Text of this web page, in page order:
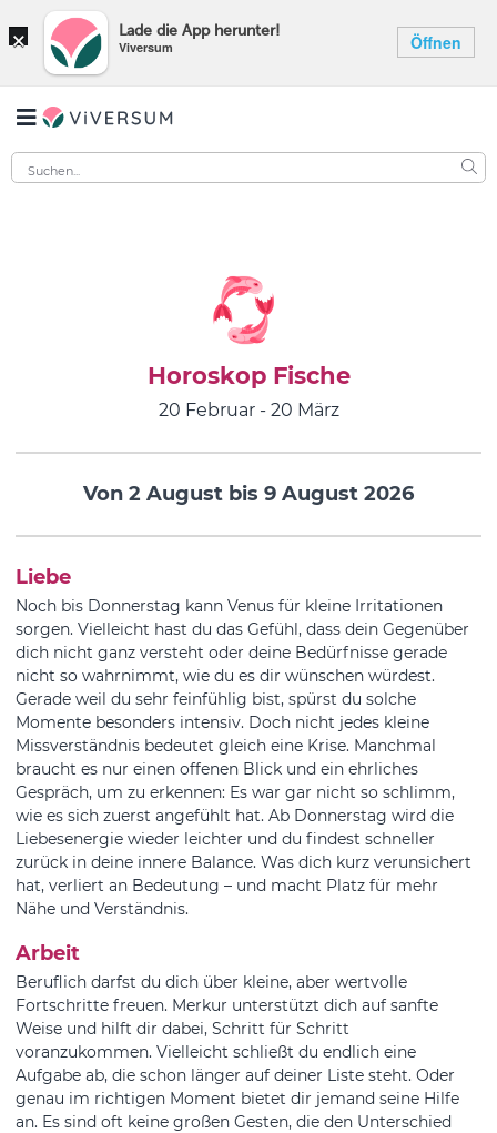
× Lade die App herunter!
Viversum Öffnen
Horoskop Fische
20 Februar - 20 März
Von 2 August bis 9 August 2026
Liebe
Noch bis Donnerstag kann Venus für kleine Irritationen
sorgen. Vielleicht hast du das Gefühl, dass dein Gegenüber
dich nicht ganz versteht oder deine Bedürfnisse gerade
nicht so wahrnimmt, wie du es dir wünschen würdest.
Gerade weil du sehr feinfühlig bist, spürst du solche
Momente besonders intensiv. Doch nicht jedes kleine
Missverständnis bedeutet gleich eine Krise. Manchmal
braucht es nur einen offenen Blick und ein ehrliches
Gespräch, um zu erkennen: Es war gar nicht so schlimm,
wie es sich zuerst angefühlt hat. Ab Donnerstag wird die
Liebesenergie wieder leichter und du findest schneller
zurück in deine innere Balance. Was dich kurz verunsichert
hat, verliert an Bedeutung – und macht Platz für mehr
Nähe und Verständnis.
Arbeit
Beruflich darfst du dich über kleine, aber wertvolle
Fortschritte freuen. Merkur unterstützt dich auf sanfte
Weise und hilft dir dabei, Schritt für Schritt
voranzukommen. Vielleicht schließt du endlich eine
Aufgabe ab, die schon länger auf deiner Liste steht. Oder
genau im richtigen Moment bietet dir jemand seine Hilfe
an. Es sind oft keine großen Gesten, die den Unterschied